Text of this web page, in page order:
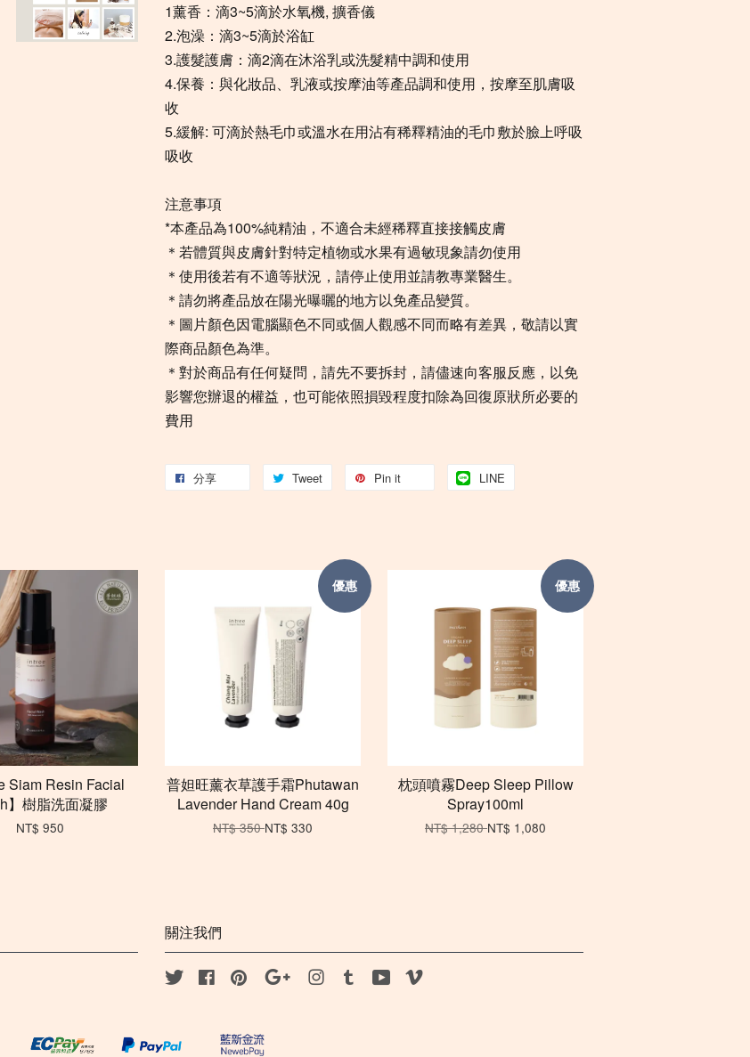
1薰香：滴3~5滴於水氧機, 擴香儀
2.泡澡：滴3~5滴於浴缸
3.護髮護膚：滴2滴在沐浴乳或洗髮精中調和使用
4.保養：與化妝品、乳液或按摩油等產品調和使用，按摩至肌膚吸
收
5.緩解: 可滴於熱毛巾或溫水在用沾有稀釋精油的毛巾敷於臉上呼吸
吸收
注意事項
*本產品為100%純精油，不適合未經稀釋直接接觸皮膚
＊若體質與皮膚針對特定植物或水果有過敏現象請勿使用
＊使用後若有不適等狀況，請停止使用並請教專業醫生。
＊請勿將產品放在陽光曝曬的地方以免產品變質。
＊圖片顏色因電腦顯色不同或個人觀感不同而略有差異，敬請以實
際商品顏色為準。
＊對於商品有任何疑問，請先不要拆封，請儘速向客服反應，以免
影響您辦退的權益，也可能依照損毀程度扣除為回復原狀所必要的
費用
分享 Tweet Pin it LINE
Siam Resin Facial
】樹脂洗面凝膠
NT$ 950
優惠
普妲旺薰衣草護手霜Phutawan
Lavender Hand Cream 40g
NT$ 350NT$ 330
優惠
枕頭噴霧Deep Sleep Pillow
Spray100ml
NT$ 1,280NT$ 1,080
關注我們
Twitter FacebookPinterest Google Instagram
Tumblr YouTube